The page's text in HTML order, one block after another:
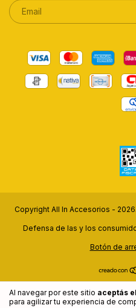
Al navegar por este sitio aceptás
para agilizar tu experiencia de
Copyright All In Accesorios -
Defensa de las y los
Botón de